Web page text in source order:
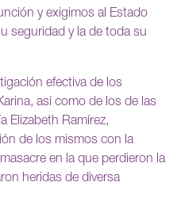
y exigimos al Estado
seguridad y la de toda su
efectiva de los
así como de los de las
Elizabeth Ramírez,
de los mismos con la
en la que perdieron la
heridas de diversa